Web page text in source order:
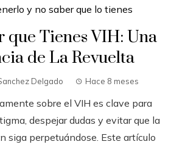
que Tienes VIH: Una
de La Revuelta
Delgado Hace 8 meses
sobre el VIH es clave para
despejar dudas y evitar que la
siga perpetuándose. Este artículo